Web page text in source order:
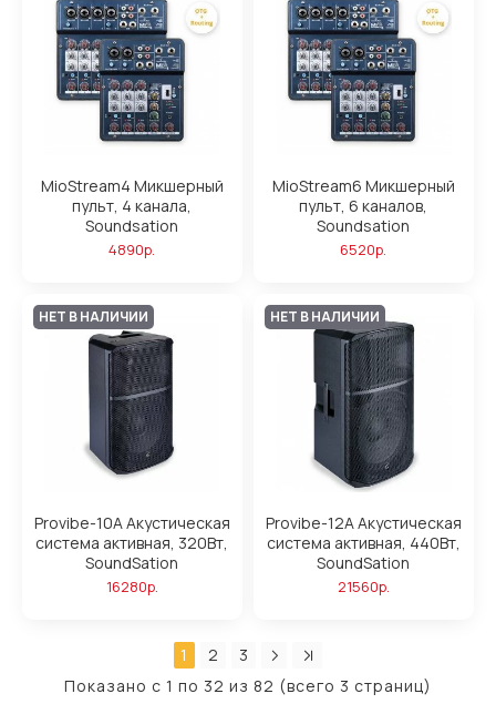
MioStream4 Микшерный
пульт, 4 канала,
Soundsation
4890р.
MioStream6 Микшерный
пульт, 6 каналов,
Soundsation
6520р.
НЕТ В НАЛИЧИИ
Provibe-10A Акустическая
система активная, 320Вт,
SoundSation
16280р.
НЕТ В НАЛИЧИИ
Provibe-12A Акустическая
система активная, 440Вт,
SoundSation
21560р.
1 2
3
Показано с 1 по 32 из 82 (всего 3 страниц)